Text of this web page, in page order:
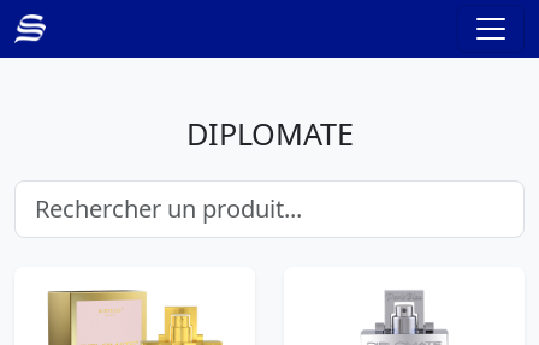
DIPLOMATE